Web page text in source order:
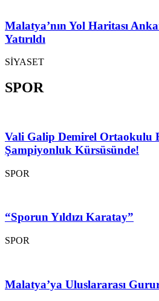
Malatya’nın Yol Haritası
Yatırıldı
SİYASET
SPOR
Vali Galip Demirel Ortaokulu
Şampiyonluk Kürsüsünde!
SPOR
“Sporun Yıldızı Karatay”
SPOR
Malatya’ya Uluslararası